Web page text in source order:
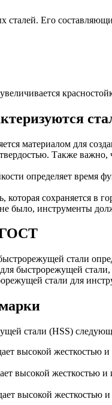
сталей. Его
материалом для
Также
определяет время
которая сохраняется
было, инструменты
ГОСТ
стали
для быстрорежущей
стали для
стали (HSS)
высокой жесткостью
высокой жесткостью
высокой жесткостью